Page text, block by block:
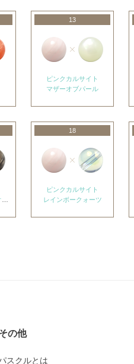
13
ピンクカルサイト
マザーオブパール
18
ピンクカルサイト
レインボークォーツ
の他
スクルとは